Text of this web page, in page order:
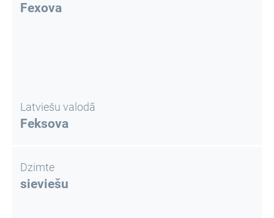
Fexova
Latviešu valodā
Feksova
Dzimte
sieviešu